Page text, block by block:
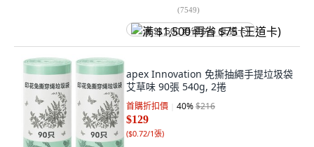
(7549)
满 $1,500 再省 $75 (王道卡)
apex Innovation 免撕抽繩手提垃圾袋
艾草味 90張 540g, 2捲
首購折扣價 40%$216
$129
($0.72/1張)